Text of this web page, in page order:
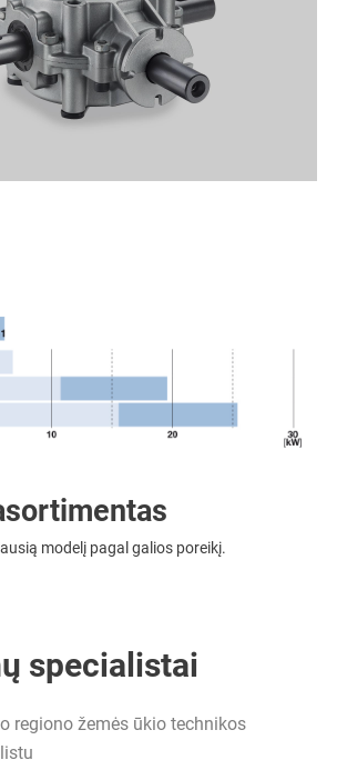
modelį pagal galios poreikį.
specialistai
regiono žemės ūkio technikos